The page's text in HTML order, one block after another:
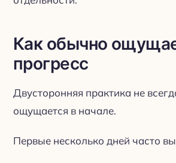
Как обычно
прогресс
Двусторонняя практика не
ощущается в начале.
Первые несколько дней часто